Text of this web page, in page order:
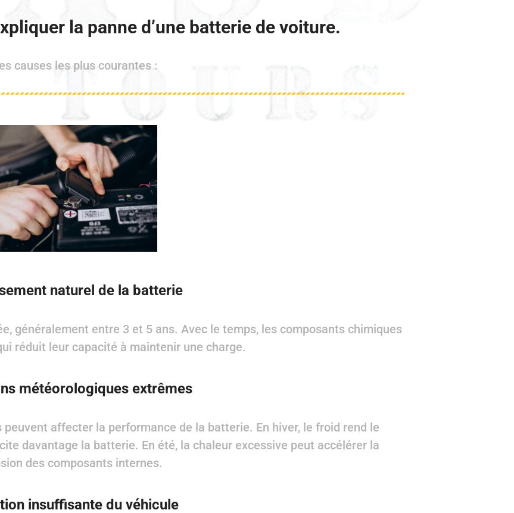
la panne d’une batterie de voiture.
causes les plus courantes :
naturel de la batterie
généralement entre 3 et 5 ans. Avec le temps, les composants chimiques
réduit leur capacité à maintenir une charge.
météorologiques extrêmes
peuvent affecter la performance de la batterie. En hiver, le froid rend le
davantage la batterie. En été, la chaleur excessive peut accélérer la
des composants internes.
insuffisante du véhicule